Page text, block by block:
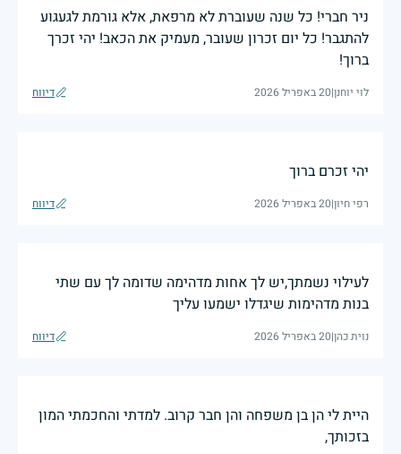
ניר חברי! כל שנה שעוברת לא מרפאת, אלא גורמת לגעגוע
להתגבר! כל יום זכרון שעובר, מעמיק את הכאב! יהי זכרך
ברוך!
לוי יוחנן|20 באפריל 2026 דיווח
יהי זכרם ברוך
רפי חיון|20 באפריל 2026 דיווח
לעילוי נשמתך,יש לך אחות מדהימה שדומה לך עם שתי
בנות מדהימות שיגדלו ישמעו עליך
נוית כהן|20 באפריל 2026 דיווח
היית לי הן בן משפחה והן חבר קרוב. למדתי והחכמתי המון
בזכותך,